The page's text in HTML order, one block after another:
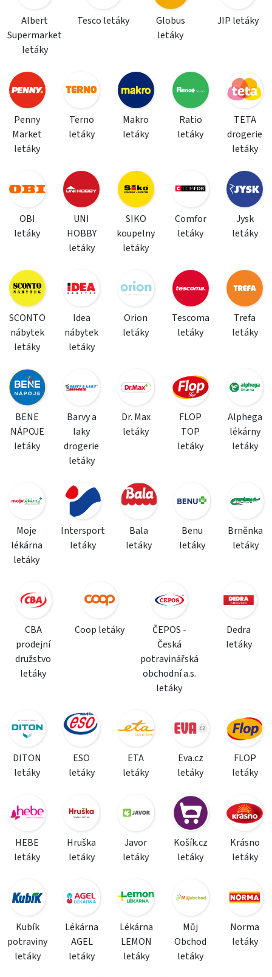
Albert
Supermarket
letáky
Tesco letáky
Globus
letáky
JIP letáky
Penny
Market
letáky
Terno
letáky
Makro
letáky
Ratio
letáky
TETA
drogerie
letáky
OBI
letáky
UNI
HOBBY
letáky
SIKO
koupelny
letáky
Comfor
letáky
Jysk
letáky
SCONTO
nábytek
letáky
Idea
nábytek
letáky
Orion
letáky
Tescoma
letáky
Trefa
letáky
BENE
NÁPOJE
letáky
Barvy a
laky
drogerie
letáky
Dr. Max
letáky
FLOP
TOP
letáky
Alphega
lékárny
letáky
Moje
lékárna
letáky
Intersport
letáky
Bala
letáky
Benu
letáky
Brněnka
letáky
CBA
prodejní
družstvo
letáky
Coop letáky
ČEPOS -
Česká
potravinářská
obchodní a.s.
letáky
Dedra
letáky
DITON
letáky
ESO
letáky
ETA
letáky
Eva.cz
letáky
FLOP
letáky
HEBE
letáky
Hruška
letáky
Javor
letáky
Košík.cz
letáky
Krásno
letáky
Kubík
potraviny
letáky
Lékárna
AGEL
letáky
Lékárna
LEMON
letáky
Můj
Obchod
letáky
Norma
letáky